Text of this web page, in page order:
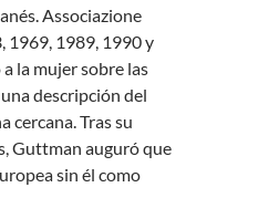
Associazione
1969, 1989, 1990 y
la mujer sobre las
descripción del
cercana. Tras su
Guttman auguró que
sin él como